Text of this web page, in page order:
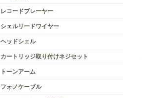
レコードプレーヤー
シェルリードワイヤー
ヘッドシェル
カートリッジ取り付けネジセット
トーンアーム
フォノケーブル